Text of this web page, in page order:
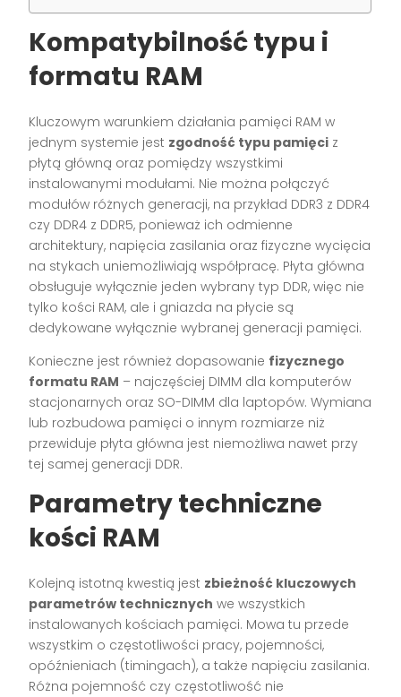
Kompatybilność typu i
formatu RAM
Kluczowym warunkiem działania pamięci RAM w
jednym systemie jest zgodność typu pamięci z
płytą główną oraz pomiędzy wszystkimi
instalowanymi modułami. Nie można połączyć
modułów różnych generacji, na przykład DDR3 z DDR4
czy DDR4 z DDR5, ponieważ ich odmienne
architektury, napięcia zasilania oraz fizyczne wycięcia
na stykach uniemożliwiają współpracę. Płyta główna
obsługuje wyłącznie jeden wybrany typ DDR, więc nie
tylko kości RAM, ale i gniazda na płycie są
dedykowane wyłącznie wybranej generacji pamięci.
Konieczne jest również dopasowanie fizycznego
formatu RAM – najczęściej DIMM dla komputerów
stacjonarnych oraz SO-DIMM dla laptopów. Wymiana
lub rozbudowa pamięci o innym rozmiarze niż
przewiduje płyta główna jest niemożliwa nawet przy
tej samej generacji DDR.
Parametry techniczne
kości RAM
Kolejną istotną kwestią jest zbieżność kluczowych
parametrów technicznych we wszystkich
instalowanych kościach pamięci. Mowa tu przede
wszystkim o częstotliwości pracy, pojemności,
opóźnieniach (timingach), a także napięciu zasilania.
Różna pojemność czy częstotliwość nie